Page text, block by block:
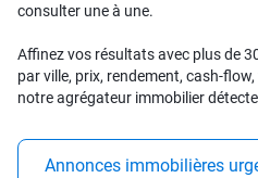
consulter une à une.
Affinez vos résultats avec plus de
par ville, prix, rendement, cash-
notre agrégateur immobilier
Annonces immobilières